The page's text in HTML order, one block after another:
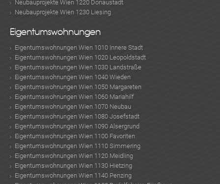
Neubauprojekte Wien 1220 Donaustadt
Neubauprojekte Wien 1230 Liesing
Eigentumswohnungen
Eigentumswohnungen Wien 1010 Innere Stadt
Eigentumswohnungen Wien 1020 Leopoldstadt
Eigentumswohnungen Wien 1030 Landstraße
Eigentumswohnungen Wien 1040 Wieden
Eigentumswohnungen Wien 1050 Margareten
Eigentumswohnungen Wien 1060 Mariahilf
Eigentumswohnungen Wien 1070 Neubau
Eigentumswohnungen Wien 1080 Josefstadt
Eigentumswohnungen Wien 1090 Alsergrund
Eigentumswohnungen Wien 1100 Favoriten
Eigentumswohnungen Wien 1110 Simmering
Eigentumswohnungen Wien 1120 Meidling
Eigentumswohnungen Wien 1130 Hietzing
Eigentumswohnungen Wien 1140 Penzing